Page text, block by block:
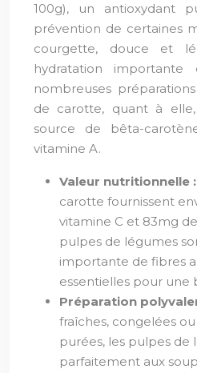
100g), un antioxydant
prévention de certaines
courgette, douce et
hydratation
nombreuses
de carotte, quant à
source de bêta-
vitamine A.
Valeur nutritionnelle :
carotte fournissent
vitamine C et 83mg
pulpes de légumes
importante de fibres
essentielles pour une
Préparation
fraîches, congelées
purées, les pulpes de
parfaitement aux